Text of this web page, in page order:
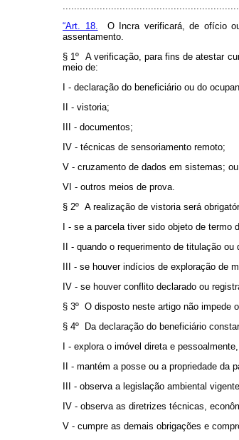
“Art. 18. O Incra verificará, de ofício
assentamento.
§ 1º A verificação, para fins de atestar
meio de:
I - declaração do beneficiário ou do
II - vistoria;
III - documentos;
IV - técnicas de sensoriamento remoto;
V - cruzamento de dados em sistemas; ou
VI - outros meios de prova.
§ 2º A realização de vistoria será
I - se a parcela tiver sido objeto de
II - quando o requerimento de titulação
III - se houver indícios de exploração de
IV - se houver conflito declarado ou
§ 3º O disposto neste artigo não impede
§ 4º Da declaração do beneficiário
I - explora o imóvel direta e
II - mantém a posse ou a propriedade da
III - observa a legislação ambiental
IV - observa as diretrizes técnicas,
V - cumpre as demais obrigações e